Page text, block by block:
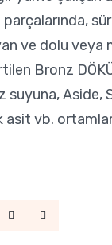
ve dolu veya
Bronz
suyuna, Aside,
asit vb.